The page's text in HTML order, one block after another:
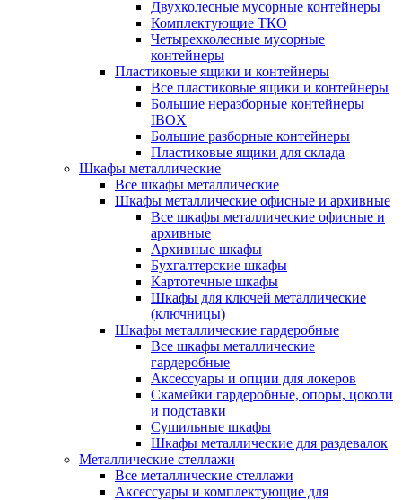
Двухколесные мусорные контейнеры
Комплектующие ТКО
Четырехколесные мусорные
контейнеры
Пластиковые ящики и контейнеры
Все пластиковые ящики и контейнеры
Большие неразборные контейнеры
IBOX
Большие разборные контейнеры
Пластиковые ящики для склада
Шкафы металлические
Все шкафы металлические
Шкафы металлические офисные и архивные
Все шкафы металлические офисные и
архивные
Архивные шкафы
Бухгалтерские шкафы
Картотечные шкафы
Шкафы для ключей металлические
(ключницы)
Шкафы металлические гардеробные
Все шкафы металлические
гардеробные
Аксессуары и опции для локеров
Скамейки гардеробные, опоры, цоколи
и подставки
Сушильные шкафы
Шкафы металлические для раздевалок
Металлические стеллажи
Все металлические стеллажи
Аксессуары и комплектующие для